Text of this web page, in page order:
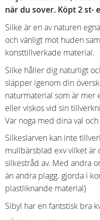
när du sover. Köpt 2 st-
Silke är en av naturen
och vänligt mot huden
konsttillverkade material.
Silke håller dig naturligt
släpper igenom din
naturmaterial som är mer
eller viskos vid sin
Var noga med dina val
Silkeslarven kan inte
mullbärsblad exv vilket är
silkestråd av. Med andra
än andra plagg. gjorda i
plastliknande material)
Sibyl har en fantstisk bra